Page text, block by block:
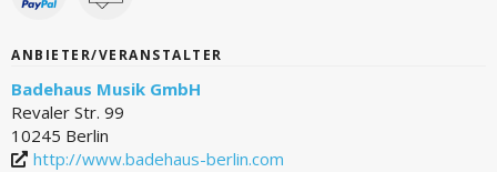
ANBIETER/VERANSTALTER
Badehaus Musik GmbH
Revaler Str. 99
10245 Berlin
http://www.badehaus-berlin.com